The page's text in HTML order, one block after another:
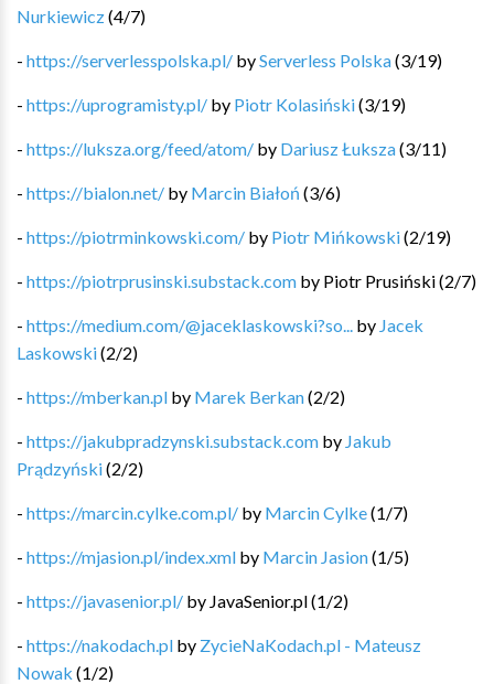
Nurkiewicz(4/7)
- https://serverlesspolska.pl/ byServerless Polska(3/19)
- https://uprogramisty.pl/ by Piotr Kolasiński(3/19)
- https://luksza.org/feed/atom/ by Dariusz Łuksza(3/11)
- https://bialon.net/ by Marcin Białoń (3/6)
- https://piotrminkowski.com/ by Piotr Mińkowski(2/19)
- https://piotrprusinski.substack.com by Piotr Prusiński(2/7)
- https://medium.com/@jaceklaskowski?so... by Jacek
Laskowski(2/2)
- https://mberkan.pl by Marek Berkan(2/2)
- https://jakubpradzynski.substack.com by Jakub
Prądzyński(2/2)
- https://marcin.cylke.com.pl/ by Marcin Cylke(1/7)
- https://mjasion.pl/index.xml by Marcin Jasion(1/5)
- https://javasenior.pl/ by JavaSenior.pl(1/2)
- https://nakodach.pl by ZycieNaKodach.pl - Mateusz
Nowak (1/2)